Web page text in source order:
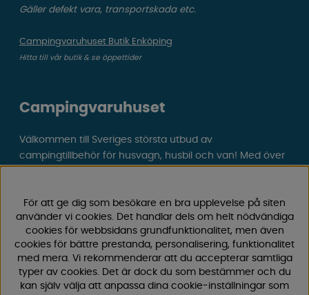
Gäller defekt vara, transportskada etc.
Campingvaruhuset Butik Enköping
Hitta till vår butik & se öppettider
Campingvaruhuset
Välkommen till Sveriges största utbud av
campingtillbehör för husvagn, husbil och van! Med över
Hos oss hittar du allt från reservdelar till smarta tillbehör
som gör din campingupplevelse smidigare och roligare.
Vi erbjuder hög kvalitet och konkurrenskraftiga priser –
både online och i vår fysiskabutik i Enköping.
Följ oss på Facebook och Instagram för inspiration,
För att ge dig som besökare en bra upplevelse på siten
använder vi cookies. Det handlar dels om helt nödvändiga
cookies för webbsidans grundfunktionalitet, men även
cookies för bättre prestanda, personalisering, funktionalitet
med mera. Vi rekommenderar att du accepterar samtliga
typer av cookies. Det är dock du som bestämmer och du
kan själv välja att anpassa dina cookie-inställningar som